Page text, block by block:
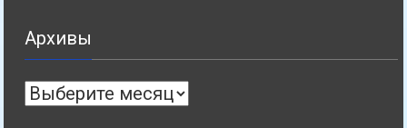
Архивы
Архивы